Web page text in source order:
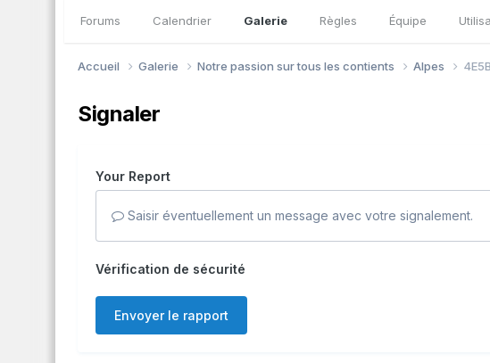
Forums Calendrier Galerie Règles Équipe
Accueil Galerie Notre passion sur tous les contients Alpes
Signaler
Your Report
Saisir éventuellement un message avec votre signalement.
Vérification de sécurité
Envoyer le rapport